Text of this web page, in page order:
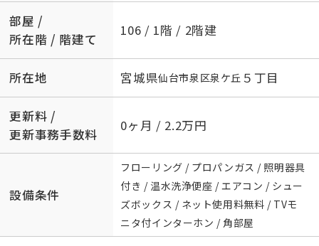
部屋 /
所在階 / 階建て
106 / 1階 / 2階建
所在地 宮城県仙台市泉区泉ケ丘 ５丁目
更新料 /
更新事務手数料
0ヶ月 / 2.2万円
設備条件
フローリング / プロパンガス / 照明器具
付き / 温水洗浄便座 / エアコン / シュー
ズボックス / ネット使用料無料 / TVモ
ニタ付インターホン / 角部屋